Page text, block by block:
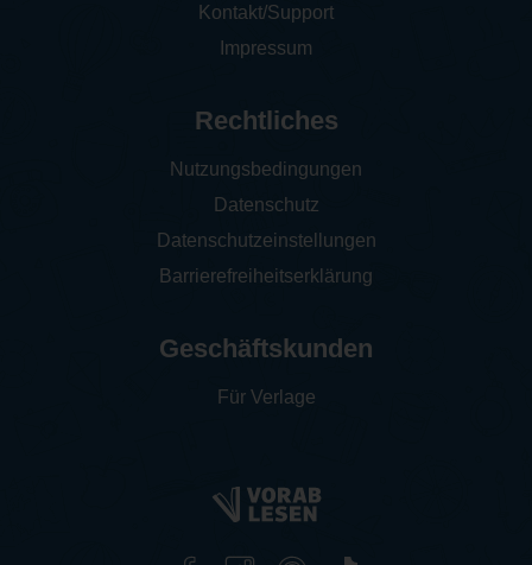
Kontakt/Support
Impressum
Rechtliches
Nutzungsbedingungen
Datenschutz
Datenschutzeinstellungen
Barrierefreiheitserklärung
Geschäftskunden
Für Verlage